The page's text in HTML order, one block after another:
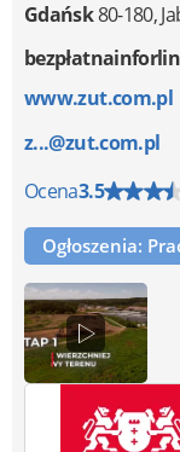
Gdańsk80-180,
www.zut.com.pl
z...@zut.com.pl
Ocena3.5
Ogłoszenia: